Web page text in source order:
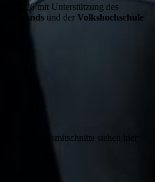
mit Unterstützung des
Verbands und der Volkshochschule
und Videomitschnitte stehen hier